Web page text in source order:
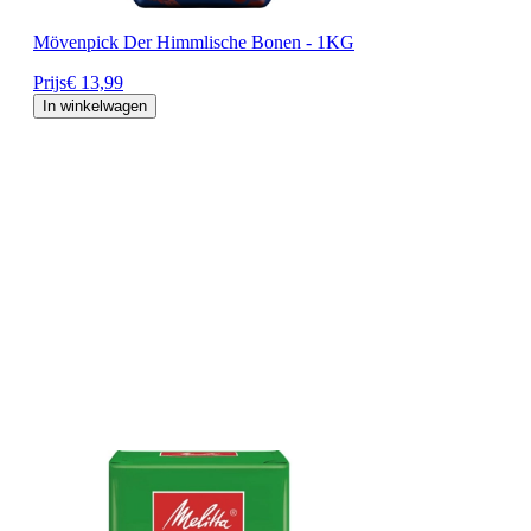
Mövenpick Der Himmlische Bonen - 1KG
Prijs€ 13,99
In winkelwagen